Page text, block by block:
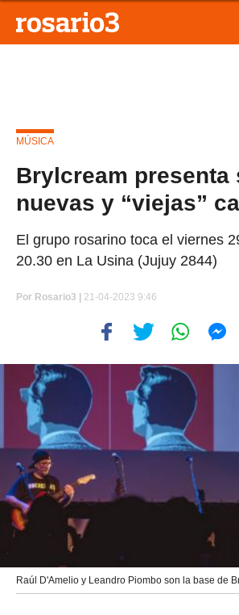
MÚSICA
Brylcream presenta
nuevas y “viejas”
El grupo rosarino toca el viernes
20.30 en La Usina (Jujuy 2844)
Por Rosario3 | 21-04-2023 9:46
Raúl D'Amelio y Leandro Piombo son la base de